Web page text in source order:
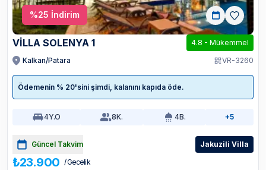
%25 İndirim
VİLLA SOLENYA 1 4.8 - Mükemmel
Kalkan/Patara
VR-3260
Ödemenin % 20'sini şimdi, kalanını kapıda öde.
4Y.O 8K. 4B. +5
Güncel Takvim Jakuzili Villa
₺23.900 / Gecelik